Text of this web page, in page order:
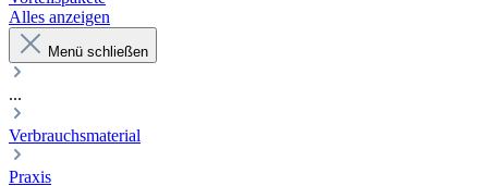
Alles anzeigen
Menü schließen
...
Verbrauchsmaterial
Praxis